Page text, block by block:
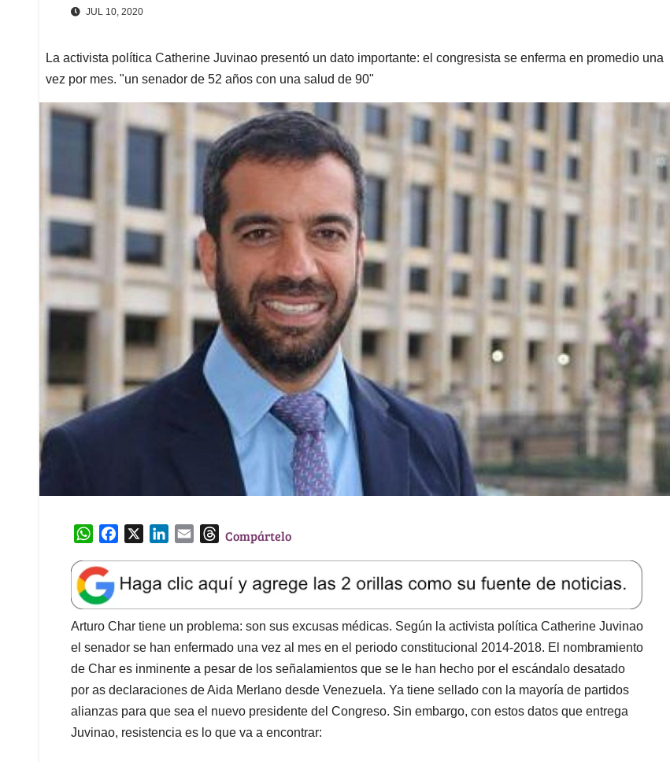
JUL 10, 2020
La activista política Catherine Juvinao presentó un dato importante: el congresista se enferma en promedio una
vez por mes. "un senador de 52 años con una salud de 90"
W
a
t
s
A
p
p
e
b
o
o
k
k
e
d
I
n
l
T
e
a
d
s
Compártelo
Arturo Char tiene un problema: son sus excusas médicas. Según la activista política Catherine Juvinao
el senador se han enfermado una vez al mes en el periodo constitucional 2014-2018. El nombramiento
de Char es inminente a pesar de los señalamientos que se le han hecho por el escándalo desatado
por as declaraciones de Aida Merlano desde Venezuela. Ya tiene sellado con la mayoría de partidos
alianzas para que sea el nuevo presidente del Congreso. Sin embargo, con estos datos que entrega
Juvinao, resistencia es lo que va a encontrar: